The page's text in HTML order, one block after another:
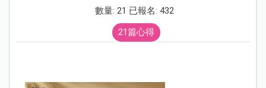
數量: 21 已報名: 432
21篇心得